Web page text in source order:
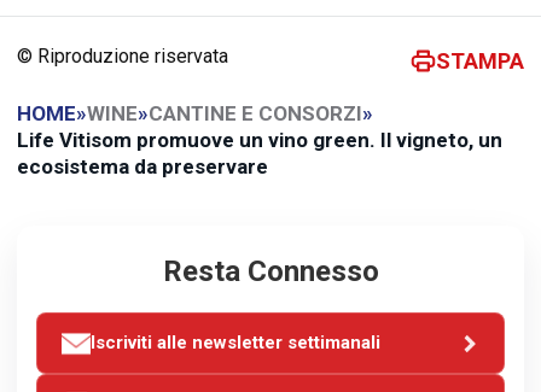
© Riproduzione riservata STAMPA
HOME»WINE»CANTINE E CONSORZI»
Life Vitisom promuove un vino green. Il vigneto, un
ecosistema da preservare
Resta Connesso
Iscriviti alle newsletter settimanali